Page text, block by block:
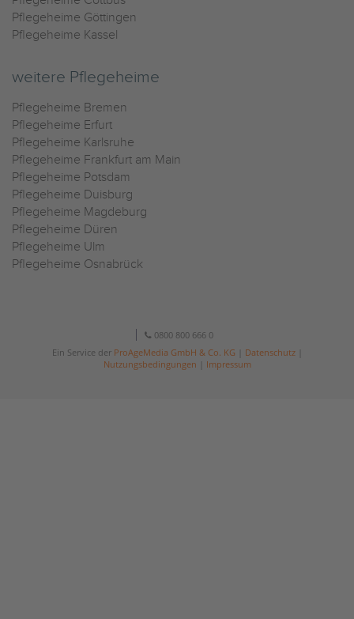
Pflegeheime Göttingen
Pflegeheime Kassel
weitere Pflegeheime
Pflegeheime Bremen
Pflegeheime Erfurt
Pflegeheime Karlsruhe
Pflegeheime Frankfurt am Main
Pflegeheime Potsdam
Pflegeheime Duisburg
Pflegeheime Magdeburg
Pflegeheime Düren
Pflegeheime Ulm
Pflegeheime Osnabrück
0800 800 666 0
Ein Service der ProAgeMedia GmbH & Co. KG Datenschutz|
Nutzungsbedingungen
Impressum